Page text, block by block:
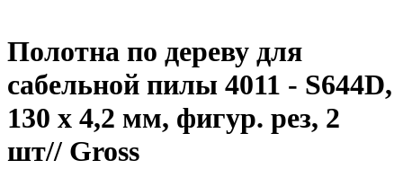
Полотна по дереву для
сабельной пилы 4011 - S644D,
130 x 4,2 мм, фигур. рез, 2
шт// Gross